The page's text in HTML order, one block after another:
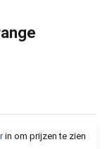
in om prijzen te zien